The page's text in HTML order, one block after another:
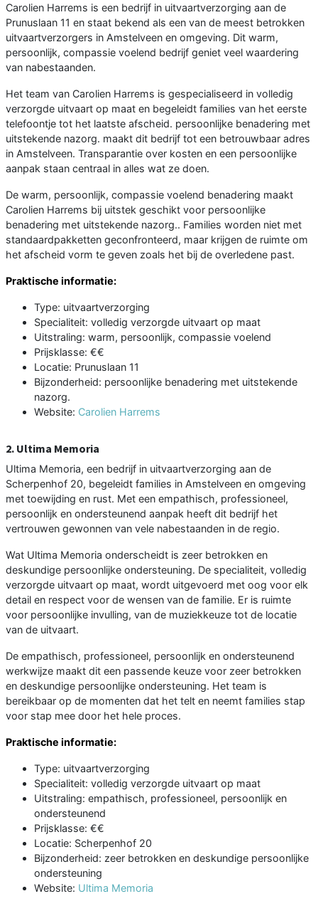
Carolien Harrems is een bedrijf in uitvaartverzorging aan de
Prunuslaan 11 en staat bekend als een van de meest betrokken
uitvaartverzorgers in Amstelveen en omgeving. Dit warm,
persoonlijk, compassie voelend bedrijf geniet veel waardering
van nabestaanden.
Het team van Carolien Harrems is gespecialiseerd in volledig
verzorgde uitvaart op maat en begeleidt families van het eerste
telefoontje tot het laatste afscheid. persoonlijke benadering met
uitstekende nazorg. maakt dit bedrijf tot een betrouwbaar adres
in Amstelveen. Transparantie over kosten en een persoonlijke
aanpak staan centraal in alles wat ze doen.
De warm, persoonlijk, compassie voelend benadering maakt
Carolien Harrems bij uitstek geschikt voor persoonlijke
benadering met uitstekende nazorg.. Families worden niet met
standaardpakketten geconfronteerd, maar krijgen de ruimte om
het afscheid vorm te geven zoals het bij de overledene past.
Praktische informatie:
Type: uitvaartverzorging
Specialiteit: volledig verzorgde uitvaart op maat
Uitstraling: warm, persoonlijk, compassie voelend
Prijsklasse: €€
Locatie: Prunuslaan 11
Bijzonderheid: persoonlijke benadering met uitstekende
nazorg.
Website: Carolien Harrems
2. Ultima Memoria
Ultima Memoria, een bedrijf in uitvaartverzorging aan de
Scherpenhof 20, begeleidt families in Amstelveen en omgeving
met toewijding en rust. Met een empathisch, professioneel,
persoonlijk en ondersteunend aanpak heeft dit bedrijf het
vertrouwen gewonnen van vele nabestaanden in de regio.
Wat Ultima Memoria onderscheidt is zeer betrokken en
deskundige persoonlijke ondersteuning. De specialiteit, volledig
verzorgde uitvaart op maat, wordt uitgevoerd met oog voor elk
detail en respect voor de wensen van de familie. Er is ruimte
voor persoonlijke invulling, van de muziekkeuze tot de locatie
van de uitvaart.
De empathisch, professioneel, persoonlijk en ondersteunend
werkwijze maakt dit een passende keuze voor zeer betrokken
en deskundige persoonlijke ondersteuning. Het team is
bereikbaar op de momenten dat het telt en neemt families stap
voor stap mee door het hele proces.
Praktische informatie:
Type: uitvaartverzorging
Specialiteit: volledig verzorgde uitvaart op maat
Uitstraling: empathisch, professioneel, persoonlijk en
ondersteunend
Prijsklasse: €€
Locatie: Scherpenhof 20
Bijzonderheid: zeer betrokken en deskundige persoonlijke
ondersteuning
Website: Ultima Memoria